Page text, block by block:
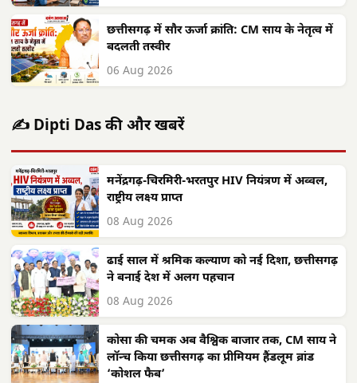
छत्तीसगढ़ में सौर ऊर्जा क्रांति: CM साय के नेतृत्व में
बदलती तस्वीर
06 Aug 2026
✍️ Dipti Das की और खबरें
मनेंद्रगढ़-चिरमिरी-भरतपुर HIV नियंत्रण में अव्वल,
राष्ट्रीय लक्ष्य प्राप्त
08 Aug 2026
ढाई साल में श्रमिक कल्याण को नई दिशा, छत्तीसगढ़
ने बनाई देश में अलग पहचान
08 Aug 2026
कोसा की चमक अब वैश्विक बाजार तक, CM साय ने
लॉन्च किया छत्तीसगढ़ का प्रीमियम हैंडलूम ब्रांड
‘कोशल फैब’